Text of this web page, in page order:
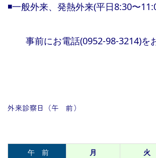
◾️一般外来、発熱外来(平日8:30〜
事前にお電話(0952-98-3214)をお
外来診察日（午 前）
午 前 月 火